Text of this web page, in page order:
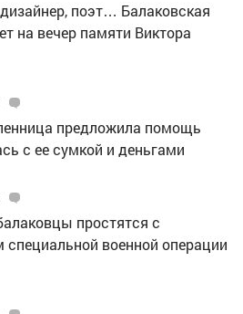
поэт… Балаковская
на вечер памяти Виктора
предложила помощь
с ее сумкой и деньгами
простятся с
военной операции